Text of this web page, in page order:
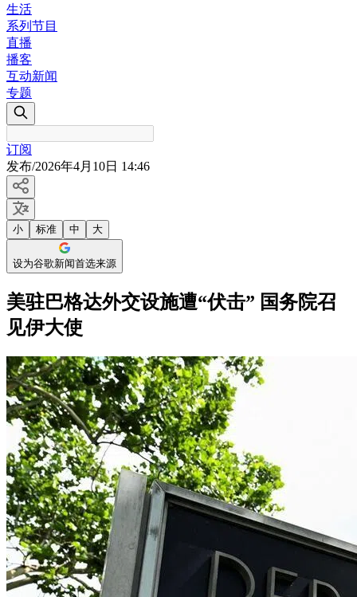
生活
系列节目
直播
播客
互动新闻
专题
订阅
发布/2026年4月10日 14:46
小 标准 中 大
设为谷歌新闻首选来源
美驻巴格达外交设施遭“伏击” 国务院召
见伊大使